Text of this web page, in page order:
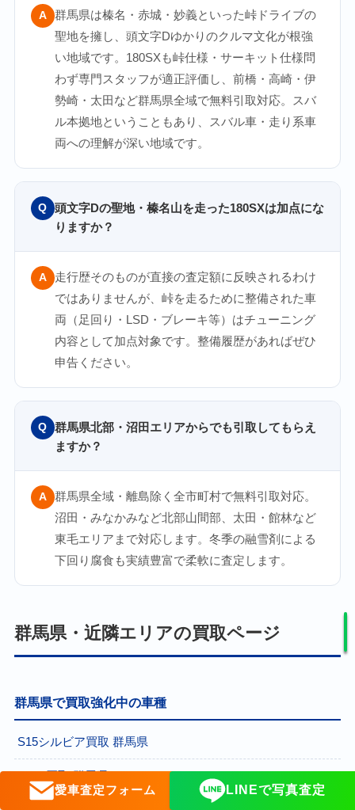
A
群馬県は榛名・赤城・妙義といった峠ドライブの
聖地を擁し、頭文字Dゆかりのクルマ文化が根強
い地域です。180SXも峠仕様・サーキット仕様問
わず専門スタッフが適正評価し、前橋・高崎・伊
勢崎・太田など群馬県全域で無料引取対応。スバ
ル本拠地ということもあり、スバル車・走り系車
両への理解が深い地域です。
Q
頭文字Dの聖地・榛名山を走った180SXは加点にな
りますか？
A
走行歴そのものが直接の査定額に反映されるわけ
ではありませんが、峠を走るために整備された車
両（足回り・LSD・ブレーキ等）はチューニング
内容として加点対象です。整備履歴があればぜひ
申告ください。
Q
群馬県北部・沼田エリアからでも引取してもらえ
ますか？
A
群馬県全域・離島除く全市町村で無料引取対応。
沼田・みなかみなど北部山間部、太田・館林など
東毛エリアまで対応します。冬季の融雪剤による
下回り腐食も実績豊富で柔軟に査定します。
群馬県・近隣エリアの買取ページ
群馬県で買取強化中の車種
S15シルビア買取 群馬県
AE86買取 群馬県
愛車査定フォーム LINEで写真査定